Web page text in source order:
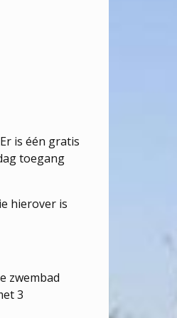
is één gratis
toegang
hierover is
zwembad
3